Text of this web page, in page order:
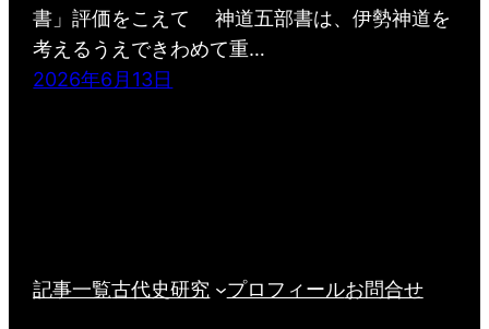
書」評価をこえて 神道五部書は、伊勢神道を
考えるうえできわめて重…
2026年6月13日
記事一覧古代史研究 プロフィールお問合せ